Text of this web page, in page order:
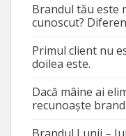
Brandul tău este
cunoscut?
Primul client nu
doilea este.
Dacă mâine ai
recunoaște